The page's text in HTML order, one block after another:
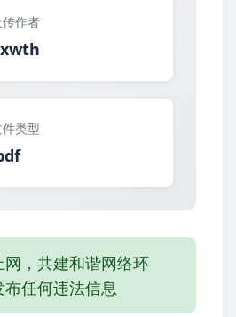
传作者
类型
，共建和谐网络环
任何违法信息